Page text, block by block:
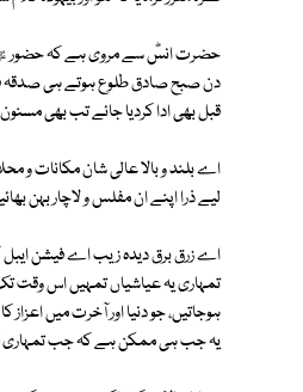
حضرت انسؓ سے مروی ہے کہ حضور ﷺ
دن صبح صادق طلوع ہوتے ہی صدقہ
قبل بھی ادا کردیا جائے تب بھی
اے بلند و بالا عالی شان مکانات و
لیے ذرا اپنے ان مفلس و لاچار بہن
اے زرق برق دیدہ زیب اے فیشن ایبل
تمہاری یہ عیاشیاں تمہیں اس وقت
ہوجاتیں، جو دنیا اور آخرت میں
یہ جب ہی ممکن ہے کہ جب تمہاری